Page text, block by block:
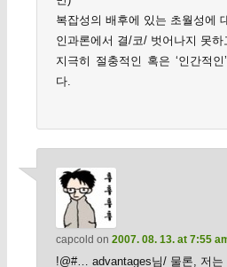
복잡성의 배후에 있는 초월성에
인과론에서 결/코/ 벗어나지 못하
지극히 절충적인 혹은 ‘인간적
다.
capcold on 2007. 08. 13. at 7:55
!@#… advantages님/ 물론, 저는